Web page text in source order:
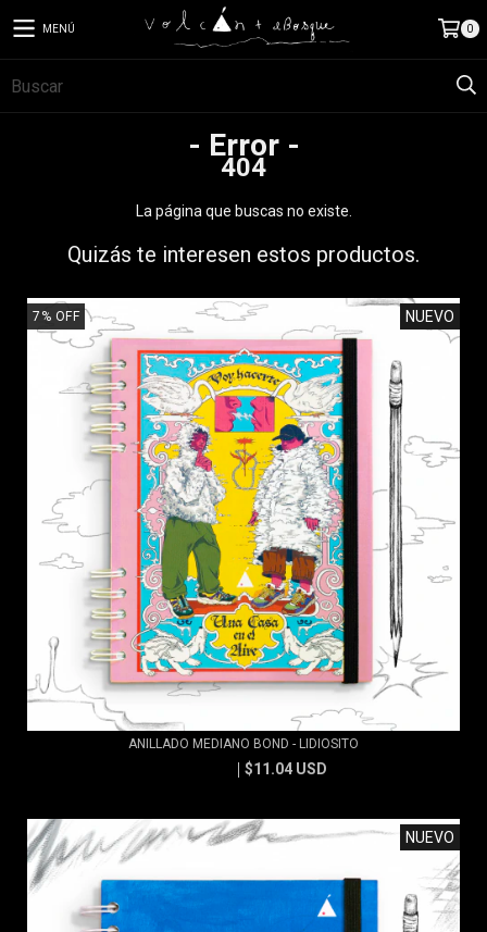
MENÚ 0
- Error -
404
La página que buscas no existe.
Quizás te interesen estos productos.
7 % OFF NUEVO
ANILLADO MEDIANO BOND - LIDIOSITO
$11.04 USD
NUEVO